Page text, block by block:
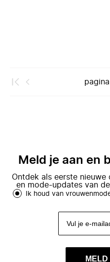
pagina
Meld je aan en
Ontdek als eerste
en mode-updates van
Ik houd van